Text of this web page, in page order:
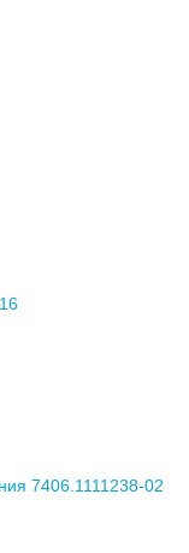
7406.1111238-02